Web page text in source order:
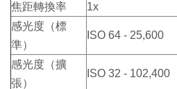
焦距轉換率
1x
感光度（標
準）
ISO 64 - 25,600
感光度（擴
張）
ISO 32 - 102,400